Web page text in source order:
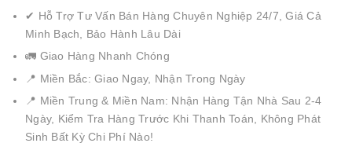
✔ Hỗ Trợ Tư Vấn Bán Hàng Chuyên Nghiệp 24/7, Giá Cả
Minh Bạch, Bảo Hành Lâu Dài
🚛 Giao Hàng Nhanh Chóng
📍 Miền Bắc: Giao Ngay, Nhận Trong Ngày
📍 Miền Trung & Miền Nam: Nhận Hàng Tận Nhà Sau 2-4
Ngày, Kiểm Tra Hàng Trước Khi Thanh Toán, Không Phát
Sinh Bất Kỳ Chi Phí Nào!